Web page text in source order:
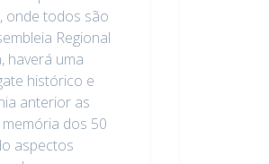
onde todos são
Regional
haverá uma
histórico e
anterior as
dos 50
aspectos